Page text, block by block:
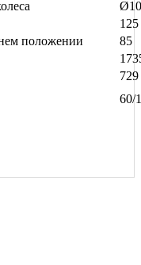
125
положении
85
729
60/